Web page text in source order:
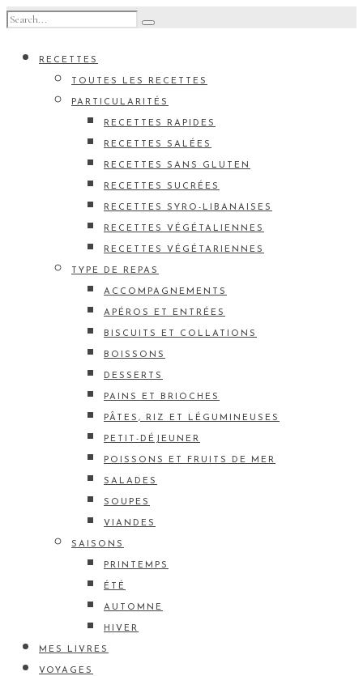
RECETTES
TOUTES LES RECETTES
PARTICULARITÉS
RECETTES RAPIDES
RECETTES SALÉES
RECETTES SANS GLUTEN
RECETTES SUCRÉES
RECETTES SYRO-LIBANAISES
RECETTES VÉGÉTALIENNES
RECETTES VÉGÉTARIENNES
TYPE DE REPAS
ACCOMPAGNEMENTS
APÉROS ET ENTRÉES
BISCUITS ET COLLATIONS
BOISSONS
DESSERTS
PAINS ET BRIOCHES
PÂTES, RIZ ET LÉGUMINEUSES
PETIT-DÉJEUNER
POISSONS ET FRUITS DE MER
SALADES
SOUPES
VIANDES
SAISONS
PRINTEMPS
ÉTÉ
AUTOMNE
HIVER
MES LIVRES
VOYAGES